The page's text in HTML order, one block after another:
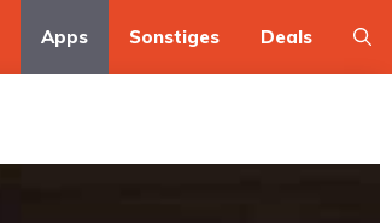
Apps Sonstiges Deals